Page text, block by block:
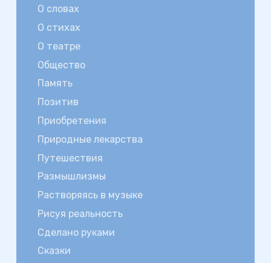
О словах
О стихах
О театре
Общество
Память
Позитив
Приобретения
Природные лекарства
Путешествия
Размышлизмы
Растворяясь в музыке
Рисуя реальность
Сделано руками
Сказки